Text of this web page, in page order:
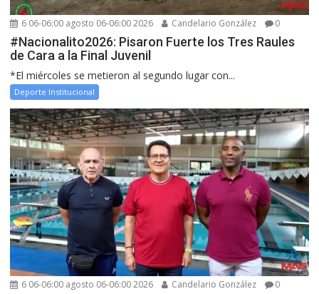
6 06-06:00 agosto 06-06:00 2026 Candelario González 0
#Nacionalito2026: Pisaron Fuerte los Tres Raules
de Cara a la Final Juvenil
*El miércoles se metieron al segundo lugar con...
Deporte Institucional
6 06-06:00 agosto 06-06:00 2026 Candelario González 0